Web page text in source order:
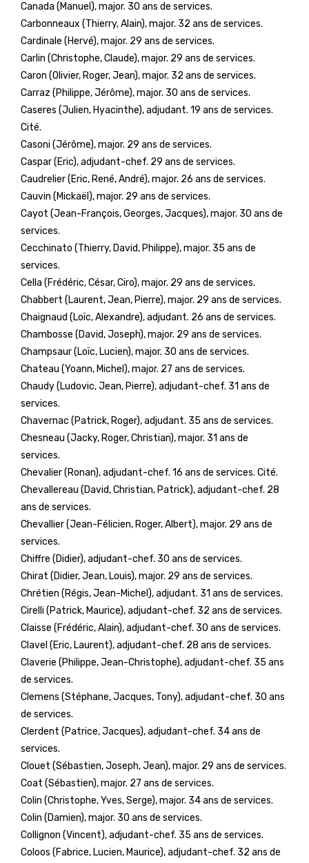
Canada (Manuel), major. 30 ans de services.
Carbonneaux (Thierry, Alain), major. 32 ans de services.
Cardinale (Hervé), major. 29 ans de services.
Carlin (Christophe, Claude), major. 29 ans de services.
Caron (Olivier, Roger, Jean), major. 32 ans de services.
Carraz (Philippe, Jérôme), major. 30 ans de services.
Caseres (Julien, Hyacinthe), adjudant. 19 ans de services.
Cité.
Casoni (Jérôme), major. 29 ans de services.
Caspar (Eric), adjudant-chef. 29 ans de services.
Caudrelier (Eric, René, André), major. 26 ans de services.
Cauvin (Mickaël), major. 29 ans de services.
Cayot (Jean-François, Georges, Jacques), major. 30 ans de
services.
Cecchinato (Thierry, David, Philippe), major. 35 ans de
services.
Cella (Frédéric, César, Ciro), major. 29 ans de services.
Chabbert (Laurent, Jean, Pierre), major. 29 ans de services.
Chaignaud (Loïc, Alexandre), adjudant. 26 ans de services.
Chambosse (David, Joseph), major. 29 ans de services.
Champsaur (Loïc, Lucien), major. 30 ans de services.
Chateau (Yoann, Michel), major. 27 ans de services.
Chaudy (Ludovic, Jean, Pierre), adjudant-chef. 31 ans de
services.
Chavernac (Patrick, Roger), adjudant. 35 ans de services.
Chesneau (Jacky, Roger, Christian), major. 31 ans de
services.
Chevalier (Ronan), adjudant-chef. 16 ans de services. Cité.
Chevallereau (David, Christian, Patrick), adjudant-chef. 28
ans de services.
Chevallier (Jean-Félicien, Roger, Albert), major. 29 ans de
services.
Chiffre (Didier), adjudant-chef. 30 ans de services.
Chirat (Didier, Jean, Louis), major. 29 ans de services.
Chrétien (Régis, Jean-Michel), adjudant. 31 ans de services.
Cirelli (Patrick, Maurice), adjudant-chef. 32 ans de services.
Claisse (Frédéric, Alain), adjudant-chef. 30 ans de services.
Clavel (Eric, Laurent), adjudant-chef. 28 ans de services.
Claverie (Philippe, Jean-Christophe), adjudant-chef. 35 ans
de services.
Clemens (Stéphane, Jacques, Tony), adjudant-chef. 30 ans
de services.
Clerdent (Patrice, Jacques), adjudant-chef. 34 ans de
services.
Clouet (Sébastien, Joseph, Jean), major. 29 ans de services.
Coat (Sébastien), major. 27 ans de services.
Colin (Christophe, Yves, Serge), major. 34 ans de services.
Colin (Damien), major. 30 ans de services.
Collignon (Vincent), adjudant-chef. 35 ans de services.
Coloos (Fabrice, Lucien, Maurice), adjudant-chef. 32 ans de